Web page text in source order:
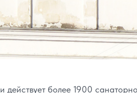
действует более 1900